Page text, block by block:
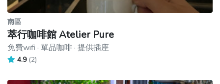
南區
萃行咖啡館 Atelier Pure
免費wifi · 單品咖啡 · 提供插座
4.9 (2)